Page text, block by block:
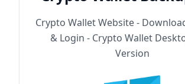
Crypto Wallet Website -
& Login - Crypto Wallet
Version